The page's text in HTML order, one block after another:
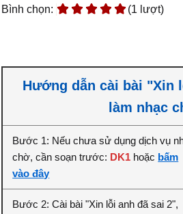
Bình chọn:
(1 lượt)
Hướng dẫn cài bài "Xin
làm nhạc
Bước 1: Nếu chưa sử dụng dịch vụ
chờ, cần soạn trước: DK1 hoặc bấm
vào đây
Bước 2: Cài bài "Xin lỗi anh đã sai 2",